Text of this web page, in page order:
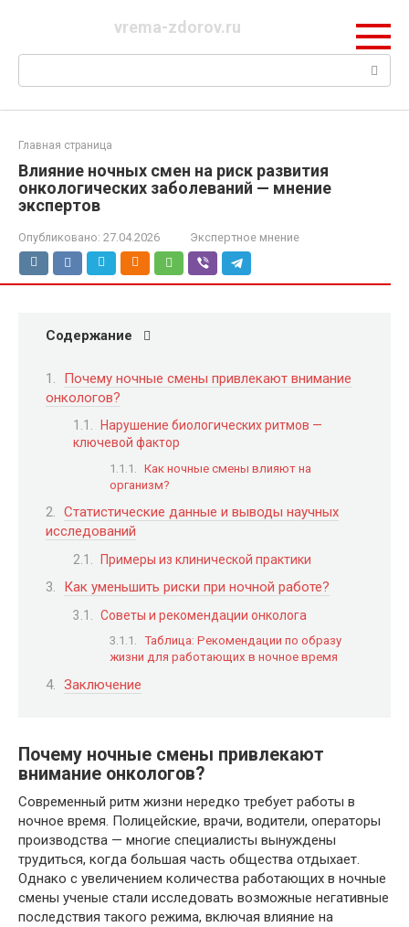
vrema-zdorov.ru
Поиск:
Главная страница
Влияние ночных смен на риск развития
онкологических заболеваний — мнение
экспертов
Опубликовано: 27.04.2026 Экспертное мнение
Содержание
Почему ночные смены привлекают внимание
онкологов?
Нарушение биологических ритмов —
ключевой фактор
Как ночные смены влияют на
организм?
Статистические данные и выводы научных
исследований
Примеры из клинической практики
Как уменьшить риски при ночной работе?
Советы и рекомендации онколога
Таблица: Рекомендации по образу
жизни для работающих в ночное время
Заключение
Почему ночные смены привлекают
внимание онкологов?
Современный ритм жизни нередко требует работы в
ночное время. Полицейские, врачи, водители, операторы
производства — многие специалисты вынуждены
трудиться, когда большая часть общества отдыхает.
Однако с увеличением количества работающих в ночные
смены ученые стали исследовать возможные негативные
последствия такого режима, включая влияние на